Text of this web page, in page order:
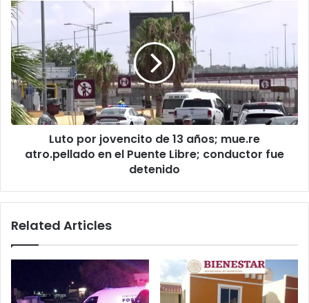
Luto
por
jovencito
de
13
años;
mue.re
atro.pellado
en
Puente
fue
Luto por jovencito de 13 años; mue.re
atro.pellado en el Puente Libre; conductor fue
detenido
Related Articles